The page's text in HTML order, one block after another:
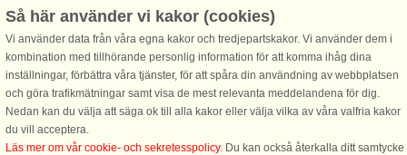
tirsdag, onsdag og torsdag fra rundt St. Hans og ut august. Sesongen varierer litt
avhengig av hvor mye elg som er i området. For å bestille plass eller få mer
informasjon kan du ringe turistinformasjonen i Mandal på tlf. 38 27 83 00 eller
direkte fra Adventure Norway.
Rafting i Mandalselva Barn ned til seks år kan være med på rafting i
Mandalselva, så dette er en aktivitet for hele familien! Erfarne, kvalifiserte guider
instruerer deltagerne før man setter utfor og alt utstyr er inkludert. Turen starter
fra Hesså og kan bestilles hos turistinformasjonen i Mandal.
Så här använder vi kakor (cookies)
Vi använder data från våra egna kakor och tredjepartskakor. Vi använder dem i
kombination med tillhörande personlig information för att komma ihåg dina
inställningar, förbättra våra tjänster, för att spåra din användning av webbplatsen
och göra trafikmätningar samt visa de mest relevanta meddelandena för dig.
Nedan kan du välja att säga ok till alla kakor eller välja vilka av våra valfria kakor
du vill acceptera.
Läs mer om vår cookie- och sekretesspolicy. Du kan också återkalla ditt samtycke